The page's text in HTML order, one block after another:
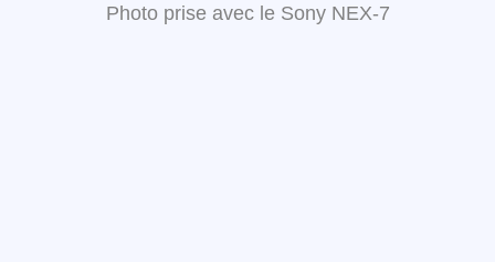
Photo prise avec le Sony NEX-7